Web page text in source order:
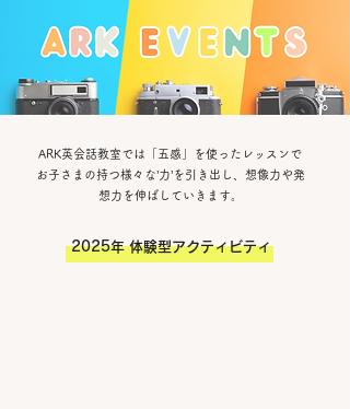
ARK英会話教室では「五感」を使ったレッスンで
お子さまの持つ様々な’力’を引き出し、想像力や発
想力を伸ばしていきます。
2025年 体験型アクティビティ